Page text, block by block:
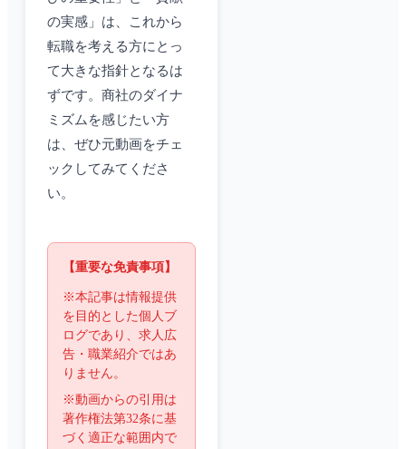
の実感」は、これから
転職を考える方にとっ
て大きな指針となるは
ずです。商社のダイナ
ミズムを感じたい方
は、ぜひ元動画をチェ
ックしてみてくださ
い。
【重要な免責事項】
※本記事は情報提供
を目的とした個人ブ
ログであり、求人広
告・職業紹介ではあ
りません。
※動画からの引用は
著作権法第32条に基
づく適正な範囲内で